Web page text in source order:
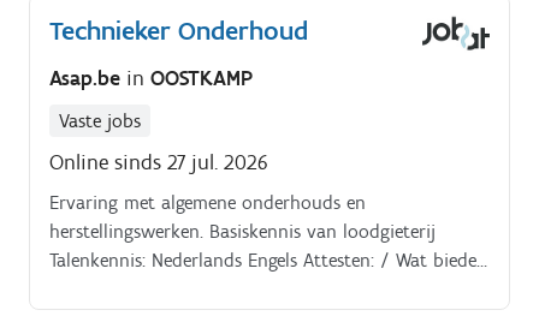
Technieker Onderhoud
Asap.be in OOSTKAMP
Vaste jobs
Online sinds 27 jul. 2026
Ervaring met algemene onderhouds en
herstellingswerken. Basiskennis van loodgieterij
Talenkennis: Nederlands Engels Attesten: / Wat bieden